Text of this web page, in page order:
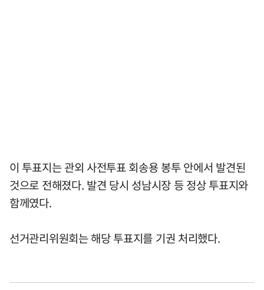
이 투표지는 관외 사전투표 회송용 봉투 안에서 발견된
것으로 전해졌다. 발견 당시 성남시장 등 정상 투표지와
함께였다.
선거관리위원회는 해당 투표지를 기권 처리했다.